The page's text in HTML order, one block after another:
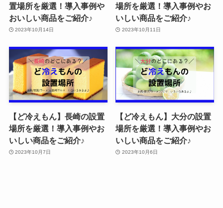
置場所を厳選！導入事例や
おいしい商品をご紹介♪
2023年10月14日
場所を厳選！導入事例やお
いしい商品をご紹介♪
2023年10月11日
【ど冷えもん】長崎の設置
場所を厳選！導入事例やお
いしい商品をご紹介♪
2023年10月7日
【ど冷えもん】大分の設置
場所を厳選！導入事例やお
いしい商品をご紹介♪
2023年10月6日